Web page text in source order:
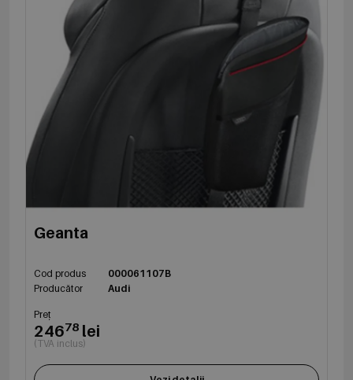
Geanta
Cod produs
000061107B
Producător
Audi
Preț
24678 lei
(TVA inclus)